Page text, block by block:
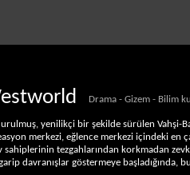
Drama - Gizem - Bilim
yenilikçi bir şekilde sürülen Vahşi-
merkezi, eğlence merkezi içindeki en
sahiplerinin tezgahlarından korkmadan
davranışlar göstermeye başladığında,